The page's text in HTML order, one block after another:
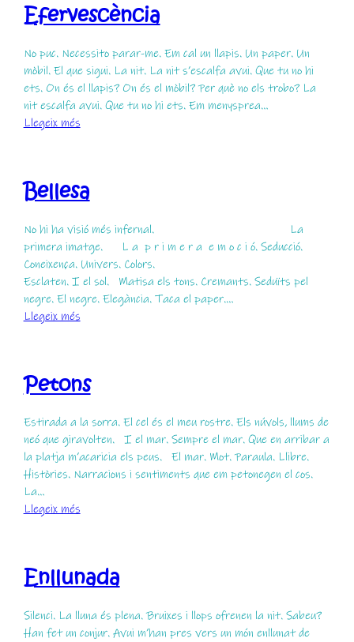
Efervescència
No puc. Necessito parar-me. Em cal un llapis. Un paper. Un
mòbil. El que sigui. La nit. La nit s’escalfa avui. Que tu no hi
ets. On és el llapis? On és el mòbil? Per què no els trobo? La
nit escalfa avui. Que tu no hi ets. Em menysprea…
Llegeix més:
Bellesa
No hi ha visió més infernal. La
primera imatge. L a p r i m e r a e m o c i ó. Seducció.
Coneixença. Univers. Colors.
Esclaten. I el sol. Matisa els tons. Cremants. Seduïts pel
negre. El negre. Elegància. Taca el paper.…
Llegeix més:
Petons
Estirada a la sorra. El cel és el meu rostre. Els núvols, llums de
neó que giravolten. I el mar. Sempre el mar. Que en arribar a
la platja m’acaricia els peus. El mar. Mot. Paraula. Llibre.
Històries. Narracions i sentiments que em petonegen el cos.
La…
Llegeix més:
Enllunada
Silenci. La lluna és plena. Bruixes i llops ofrenen la nit. Sabeu?
Han fet un conjur. Avui m’han pres vers un món enllunat de